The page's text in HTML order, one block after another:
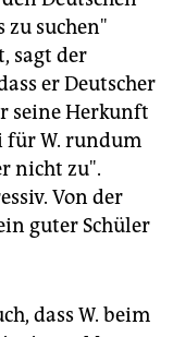
suchen"
sagt der
er Deutscher
seine Herkunft
für W. rundum
nicht zu".
Von der
guter Schüler
dass W. beim